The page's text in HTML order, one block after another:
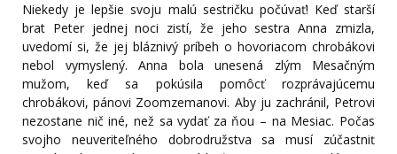
Niekedy je lepšie svoju malú sestričku počúvať! Keď starší
brat Peter jednej noci zistí, že jeho sestra Anna zmizla,
uvedomí si, že jej bláznivý príbeh o hovoriacom chrobákovi
nebol vymyslený. Anna bola unesená zlým Mesačným
mužom, keď sa pokúsila pomôcť rozprávajúcemu
chrobákovi, pánovi Zoomzemanovi. Aby ju zachránil, Petrovi
nezostane nič iné, než sa vydať za ňou – na Mesiac. Počas
svojho neuveriteľného dobrodružstva sa musí zúčastniť